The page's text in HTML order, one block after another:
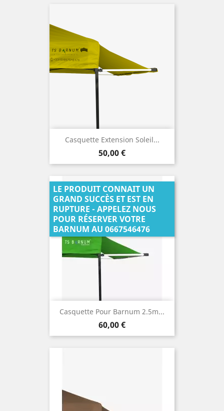
Casquette Extension Soleil...
Prix
50,00 €
Casquette Pour Barnum 2.5m...
Prix
60,00 €
LE PRODUIT CONNAIT UN
GRAND SUCCÈS ET EST EN
RUPTURE - APPELEZ NOUS
POUR RÉSERVER VOTRE
BARNUM AU 0667546476